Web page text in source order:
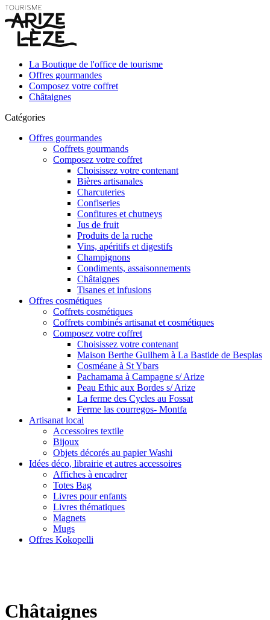
La Boutique de l'office de tourisme
Offres gourmandes
Composez votre coffret
Châtaignes
Catégories
Offres gourmandes
Coffrets gourmands
Composez votre coffret
Choisissez votre contenant
Bières artisanales
Charcuteries
Confiseries
Confitures et chutneys
Jus de fruit
Produits de la ruche
Vins, apéritifs et digestifs
Champignons
Condiments, assaisonnements
Châtaignes
Tisanes et infusions
Offres cosmétiques
Coffrets cosmétiques
Coffrets combinés artisanat et cosmétiques
Composez votre coffret
Choisissez votre contenant
Maison Berthe Guilhem à La Bastide de Besplas
Cosméane à St Ybars
Pachamama à Campagne s/ Arize
Peau Ethic aux Bordes s/ Arize
La ferme des Cycles au Fossat
Ferme las courregos- Montfa
Artisanat local
Accessoires textile
Bijoux
Objets décorés au papier Washi
Idées déco, librairie et autres accessoires
Affiches à encadrer
Totes Bag
Livres pour enfants
Livres thématiques
Magnets
Mugs
Offres Kokopelli
Châtaignes